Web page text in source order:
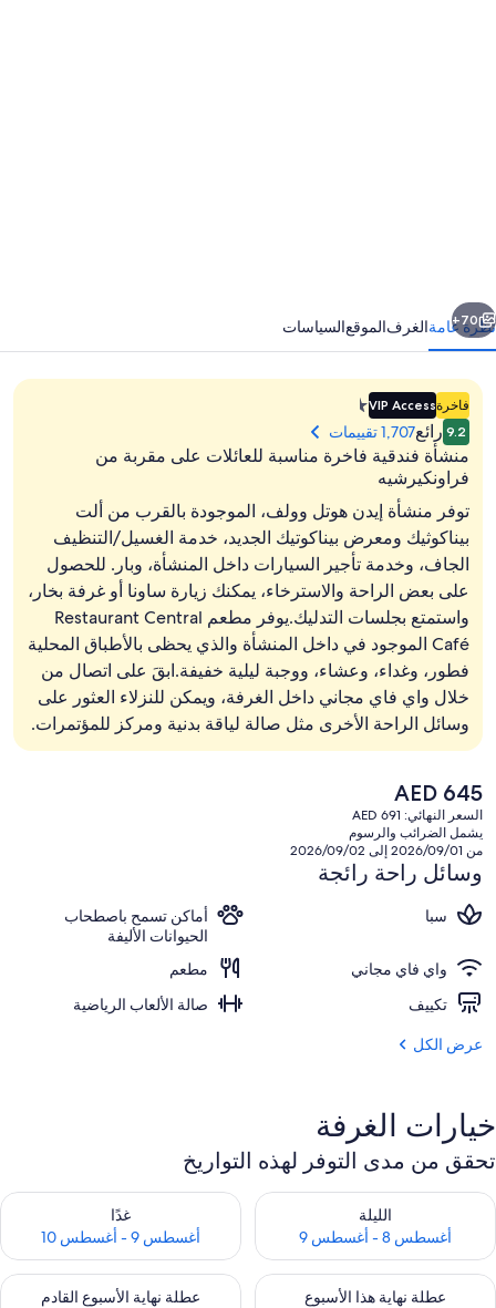
بوفيه فطور يوميًا مقابل رسوم
التالي
70+
نظرة عامةالغرفالموقعالسياسات
فاخرةVIP Accessمنشأة
فندقية
مصنفة
45
نجمة
9.2 رائع1,707 تقييمات
منشأة فندقية فاخرة مناسبة للعائلات على مقربة من
فراونكيرشيه
توفر منشأة إيدن هوتل وولف، الموجودة بالقرب من ألت
بيناكوثيك ومعرض بيناكوتيك الجديد، خدمة الغسيل/التنظيف
الجاف، وخدمة تأجير السيارات داخل المنشأة، وبار. للحصول
على بعض الراحة والاسترخاء، يمكنك زيارة ساونا أو غرفة بخار،
واستمتع بجلسات التدليك.يوفر مطعم Restaurant Central
Café الموجود في داخل المنشأة والذي يحظى بالأطباق المحلية
فطور، وغداء، وعشاء، ووجبة ليلية خفيفة.ابقَ على اتصال من
خلال واي فاي مجاني داخل الغرفة، ويمكن للنزلاء العثور على
وسائل الراحة الأخرى مثل صالة لياقة بدنية ومركز للمؤتمرات.
السعر
الحالي
هو
AED
645
AED 645
السعر النهائي: AED 691
يشمل الضرائب والرسوم
من 2026/09/01 إلى 2026/09/02
وسائل راحة رائجة
سبا
أماكن تسمح باصطحاب
الحيوانات الأليفة
واي فاي مجاني
مطعم
تكييف
صالة الألعاب الرياضية
عرض الكل
خيارات الغرفة
تحقق من مدى التوفر لهذه التواريخ
الليلة
أغسطس 8 - أغسطس 9
تحقق من مدى التوفر لليلة للفترة أغسطس 8 - أغسطس 9
غدًا
أغسطس 9 - أغسطس 10
تحقق من مدى التوفر لغد للفترة أغسطس
عطلة نهاية هذا الأسبوع
تحقق من مدى التوفر لعطلة نهاية هذا الأسبوع للفترة أغسطس 14 - أغسطس 16
عطلة نهاية الأسبوع القادم
تحقق من مدى التوفر لعطلة نهاية